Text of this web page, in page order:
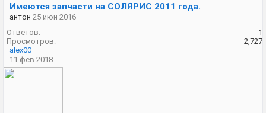
Имеются запчасти на СОЛЯРИС 2011 года.
антон 25 июн 2016
Ответов:
1
Просмотров:
2,727
alex00
11 фев 2018